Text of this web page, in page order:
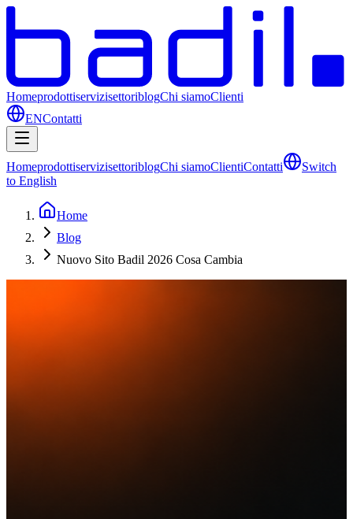
HomeprodottiservizisettoriblogChi siamoClienti
ENContatti
HomeprodottiservizisettoriblogChi siamoClientiContatti
Switch
to English
Home
Blog
Nuovo Sito Badil 2026 Cosa Cambia